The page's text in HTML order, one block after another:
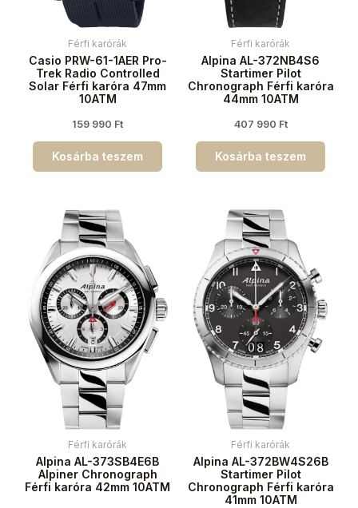
Férfi karórák
Casio PRW-61-1AER Pro-
Trek Radio Controlled
Solar Férfi karóra 47mm
10ATM
159 990 Ft
Kosárba teszem
Férfi karórák
Alpina AL-372NB4S6
Startimer Pilot
Chronograph Férfi karóra
44mm 10ATM
407 990 Ft
Kosárba teszem
Férfi karórák
Alpina AL-373SB4E6B
Alpiner Chronograph
Férfi karóra 42mm 10ATM
Férfi karórák
Alpina AL-372BW4S26B
Startimer Pilot
Chronograph Férfi karóra
41mm 10ATM